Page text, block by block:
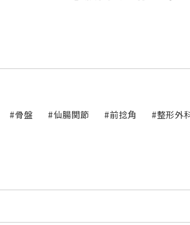
#骨盤 #仙腸関節 #前捻角
#整形外